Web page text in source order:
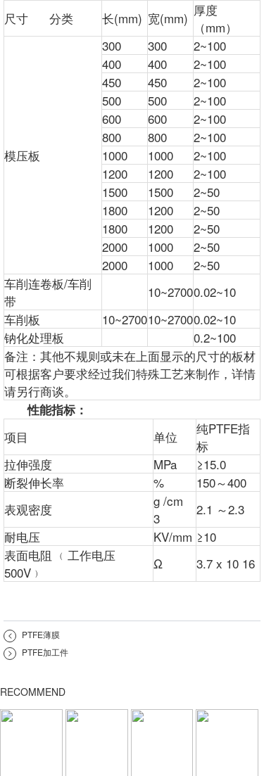
尺寸 分类 长(mm) 宽(mm) 厚度
（mm）
模压板
300 300
2~100
400
400
2~100
450
450
2~100
500
500
2~100
600
600
2~100
800
800
2~100
1000
1000
2~100
1200
1200
2~100
1500
1500
2~50
1800
1200
2~50
1800
1200
2~50
2000
1000
2~50
2000
1000
2~50
车削连卷板/车削
带
10~27000.02~10
车削板
10~270010~27000.02~10
钠化处理板
0.2~100
备注：其他不规则或未在上面显示的尺寸的板材
可根据客户要求经过我们特殊工艺来制作，详情
请另行商谈。
性能指标：
项目 单位
纯PTFE指
标
拉伸强度
MPa
≥15.0
断裂伸长率
%
150～400
表观密度
g /cm
3
2.1 ～2.3
耐电压
KV/mm ≥10
表面电阻 ﹙工作电压
500V﹚
Ω 3.7 x 10 16
<
PTFE薄膜
>
PTFE加工件
RECOMMEND